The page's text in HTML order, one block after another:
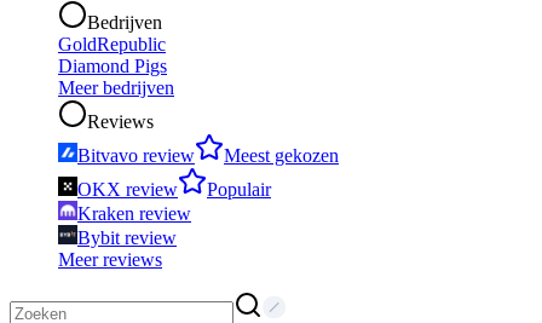
Bedrijven
GoldRepublic
Diamond Pigs
Meer bedrijven
Reviews
Bitvavo review
Meest gekozen
OKX review
Populair
Kraken review
Bybit review
Meer reviews